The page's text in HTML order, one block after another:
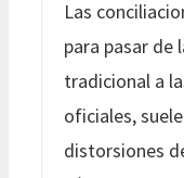
Las
para pasar de
tradicional a
oficiales,
distorsiones